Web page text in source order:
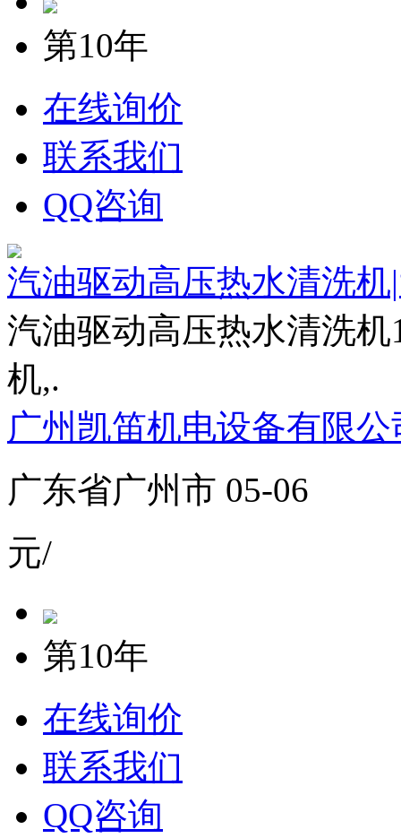
第10年
在线询价
联系我们
QQ咨询
汽油驱动高压热水清洗机
汽油驱动高压热水清洗
机,.
广州凯笛机电设备有限公
广东省广州市 05-06
元/
第10年
在线询价
联系我们
QQ咨询